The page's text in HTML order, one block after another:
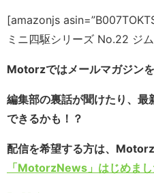
[amazonjs
ミニ四駆シリーズ No.22 ジ
Motorzではメールマガジンを
編集部の裏話が聞けたり、
できるかも！？
配信を希望する方は、
「MotorzNews」はじめまし